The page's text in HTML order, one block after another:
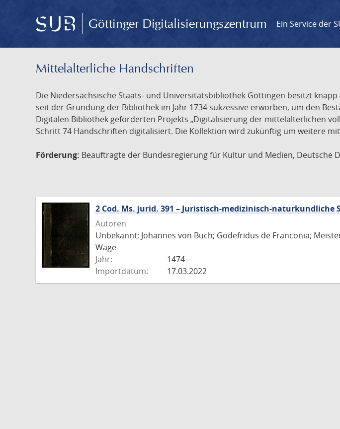
Göttinger Digitalisierungszentrum Ein Service der
Mittelalterliche Handschriften
Die Niedersächsische Staats- und Universitätsbibliothek Göttingen besitzt
seit der Gründung der Bibliothek im Jahr 1734 sukzessive erworben, um den
Digitalen Bibliothek geförderten Projekts „Digitalisierung der mittelalterlichen
Schritt 74 Handschriften digitalisiert. Die Kollektion wird zukünftig um weitere
Förderung: Beauftragte der Bundesregierung für Kultur und Medien, Deutsche
2 Cod. Ms. jurid. 391 – Juristisch-medizinisch-
Autoren
Unbekannt; Johannes von Buch; Godefridus de Franconia;
Wage
Jahr:
1474
Importdatum:
17.03.2022